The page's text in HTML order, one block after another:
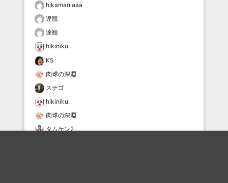
hikamaniaaa
達観
達観
hikiniku
K5
肉球の深淵
ステゴ
hikiniku
肉球の深淵
タムケン2